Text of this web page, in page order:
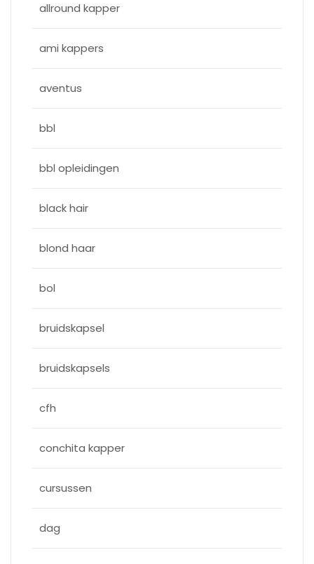
allround kapper
ami kappers
aventus
bbl
bbl opleidingen
black hair
blond haar
bol
bruidskapsel
bruidskapsels
cfh
conchita kapper
cursussen
dag